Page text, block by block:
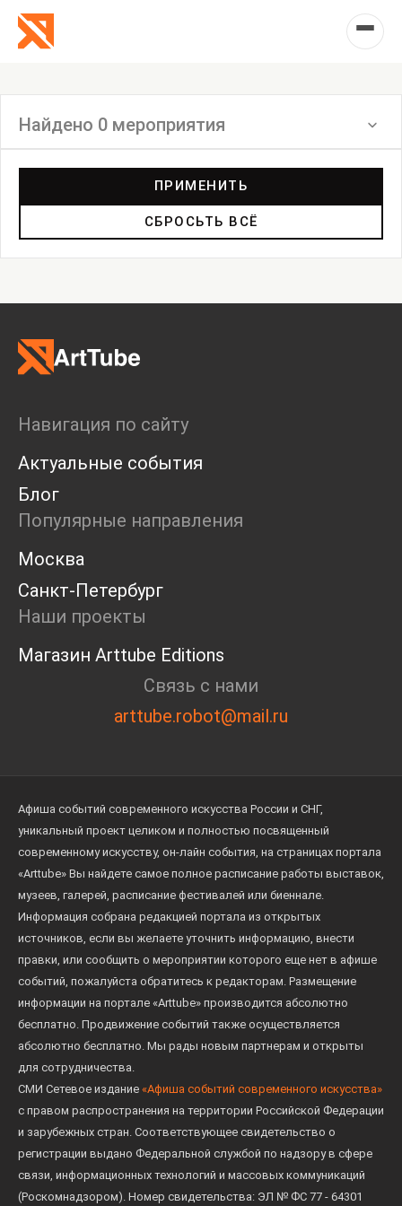
Найдено 0 мероприятия
Дискуссия
Пост-релиз
Пресс-конференция
Ярмарка
Open call
Экскурсия
Дискуссия
Cosmoscow 2024
Blazar 2024
Встречи
Круглый стол
ПРИМЕНИТЬ
СБРОСЬТЬ ВСЁ
Навигация по сайту
Актуальные события
Блог
Популярные направления
Москва
Санкт-Петербург
Наши проекты
Магазин Arttube Editions
Связь с нами
arttube.robot@mail.ru
Афиша событий современного искусства России и СНГ,
уникальный проект целиком и полностью посвященный
современному искусству, он-лайн события, на страницах портала
«Arttube» Вы найдете самое полное расписание работы выставок,
музеев, галерей, расписание фестивалей или биеннале.
Информация собрана редакцией портала из открытых
источников, если вы желаете уточнить информацию, внести
правки, или сообщить о мероприятии которого еще нет в афише
событий, пожалуйста обратитесь к редакторам. Размещение
информации на портале «Arttube» производится абсолютно
бесплатно. Продвижение событий также осуществляется
абсолютно бесплатно. Мы рады новым партнерам и открыты
для сотрудничества.
СМИ Сетевое издание «Афиша событий современного искусства»
с правом распространения на территории Российской Федерации
и зарубежных стран. Соответствующее свидетельство о
регистрации выдано Федеральной службой по надзору в сфере
связи, информационных технологий и массовых коммуникаций
(Роскомнадзором). Номер свидетельства: ЭЛ № ФС 77 - 64301